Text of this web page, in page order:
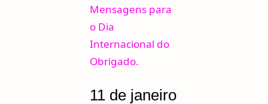
Mensagens para
o Dia
Internacional do
Obrigado.
11 de janeiro